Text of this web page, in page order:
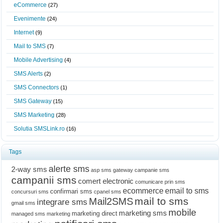
eCommerce (27)
Evenimente (24)
Internet(9)
Mail to SMS (7)
Mobile Advertising (4)
SMS Alerts (2)
SMS Connectors (1)
SMS Gateway (15)
SMS Marketing (28)
Solutia SMSLink.ro (16)
Tags
2-way sms alerte sms asp sms gateway campanie sms
campanii sms comert electronic comunicare prin sms
concursuri sms confirmari sms cpanel sms ecommerceemail to sms
gmail sms integrare sms Mail2SMSmail to sms
managed sms marketing marketing direct marketing sms mobile